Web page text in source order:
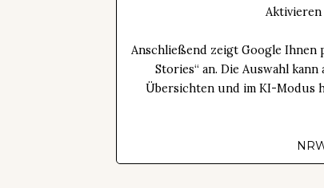
Aktivieren
Anschließend zeigt Google Ihnen
Stories“ an. Die Auswahl
Übersichten und im KI-Modus